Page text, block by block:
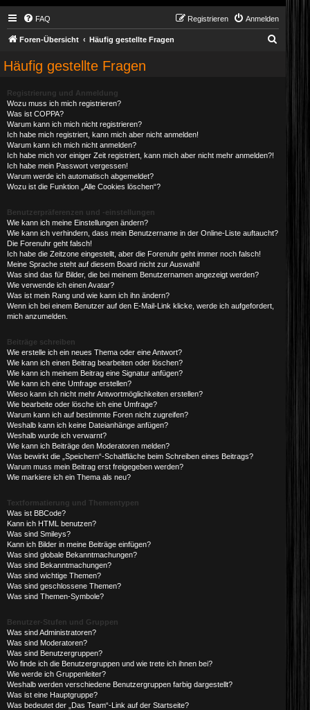
FAQ Anmelden
Registrieren
Foren-Übersicht Häufig gestellte Fragen
Häufig gestellte Fragen
Registrierung und Anmeldung
Wozu muss ich mich registrieren?
Was ist COPPA?
Warum kann ich mich nicht registrieren?
Ich habe mich registriert, kann mich aber nicht anmelden!
Warum kann ich mich nicht anmelden?
Ich habe mich vor einiger Zeit registriert, kann mich aber nicht mehr anmelden?!
Ich habe mein Passwort vergessen!
Warum werde ich automatisch abgemeldet?
Wozu ist die Funktion „Alle Cookies löschen“?
Benutzerpräferenzen und -einstellungen
Wie kann ich meine Einstellungen ändern?
Wie kann ich verhindern, dass mein Benutzername in der Online-Liste auftaucht?
Die Forenuhr geht falsch!
Ich habe die Zeitzone eingestellt, aber die Forenuhr geht immer noch falsch!
Meine Sprache steht auf diesem Board nicht zur Auswahl!
Was sind das für Bilder, die bei meinem Benutzernamen angezeigt werden?
Wie verwende ich einen Avatar?
Was ist mein Rang und wie kann ich ihn ändern?
Wenn ich bei einem Benutzer auf den E-Mail-Link klicke, werde ich aufgefordert,
mich anzumelden.
Beiträge schreiben
Wie erstelle ich ein neues Thema oder eine Antwort?
Wie kann ich einen Beitrag bearbeiten oder löschen?
Wie kann ich meinem Beitrag eine Signatur anfügen?
Wie kann ich eine Umfrage erstellen?
Wieso kann ich nicht mehr Antwortmöglichkeiten erstellen?
Wie bearbeite oder lösche ich eine Umfrage?
Warum kann ich auf bestimmte Foren nicht zugreifen?
Weshalb kann ich keine Dateianhänge anfügen?
Weshalb wurde ich verwarnt?
Wie kann ich Beiträge den Moderatoren melden?
Was bewirkt die „Speichern“-Schaltfläche beim Schreiben eines Beitrags?
Warum muss mein Beitrag erst freigegeben werden?
Wie markiere ich ein Thema als neu?
Textformatierung und Thementypen
Was ist BBCode?
Kann ich HTML benutzen?
Was sind Smileys?
Kann ich Bilder in meine Beiträge einfügen?
Was sind globale Bekanntmachungen?
Was sind Bekanntmachungen?
Was sind wichtige Themen?
Was sind geschlossene Themen?
Was sind Themen-Symbole?
Benutzer-Stufen und Gruppen
Was sind Administratoren?
Was sind Moderatoren?
Was sind Benutzergruppen?
Wo finde ich die Benutzergruppen und wie trete ich ihnen bei?
Wie werde ich Gruppenleiter?
Weshalb werden verschiedene Benutzergruppen farbig dargestellt?
Was ist eine Hauptgruppe?
Was bedeutet der „Das Team“-Link auf der Startseite?